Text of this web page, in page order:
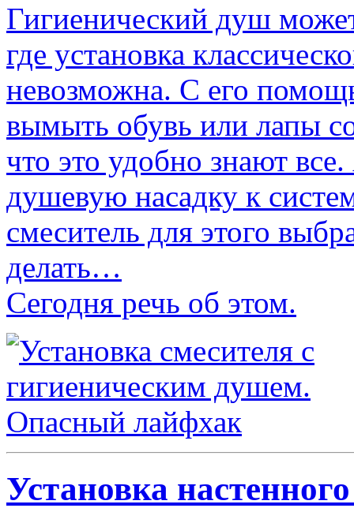
Гигиенический душ
где установка
невозможна. С его
вымыть обувь или лапы
что это удобно знают
душевую насадку к
смеситель для этого
делать…
Сегодня речь об этом.
Установка